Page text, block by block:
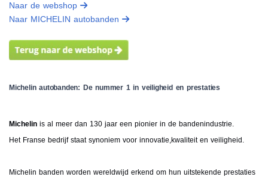
Naar de webshop
Naar MICHELIN autobanden
Michelin autobanden: De nummer 1 in veiligheid en prestaties
Michelin is al meer dan 130 jaar een pionier in de bandenindustrie.
Het Franse bedrijf staat synoniem voor innovatie,kwaliteit en veiligheid.
Michelin banden worden wereldwijd erkend om hun uitstekende prestaties